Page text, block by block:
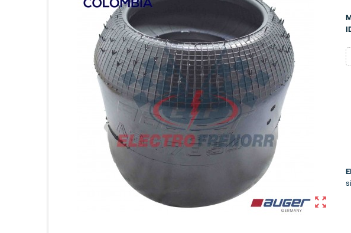
zoom_out_map